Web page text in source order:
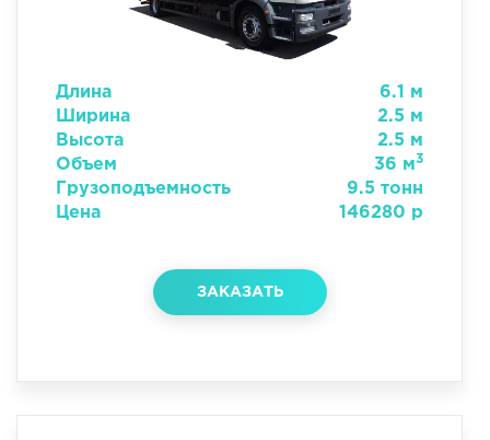
Длина
6.1 м
Ширина
2.5 м
Высота
2.5 м
Объем
36 м3
Грузоподъемность
9.5 тонн
Цена
146280 р
ЗАКАЗАТЬ